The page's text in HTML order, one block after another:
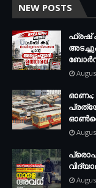
NEW POSTS
ഫ്രഷ്
ഓണം;